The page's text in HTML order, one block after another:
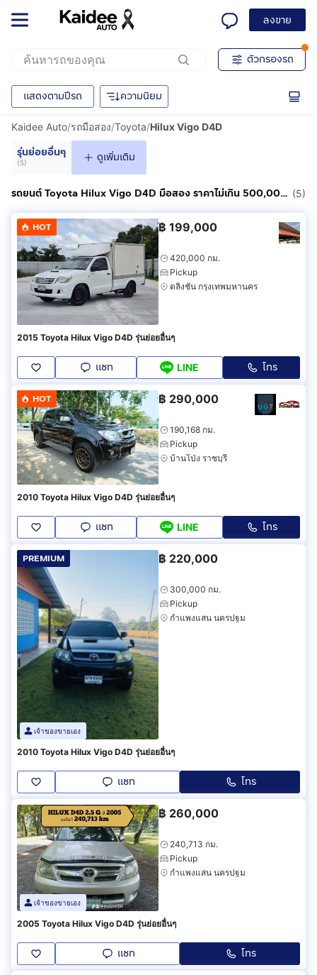
ลงขาย
ตัวกรองรถ
แสดงตามปีรถ ความนิยม
Kaidee Auto/รถมือสอง/Toyota/Hilux Vigo D4D
รุ่นย่อยอื่นๆ
(5) ดูเพิ่มเติม
รถยนต์ Toyota Hilux Vigo D4D มือสอง ราคาไม่เกิน 500,000฿ (5)
HOT ฿ 199,000
420,000 กม.
Pickup
ตลิ่งชัน กรุงเทพมหานคร
2015 Toyota Hilux Vigo D4D รุ่นย่อยอื่นๆ
แชท LINE โทร
HOT ฿ 290,000
190,168 กม.
Pickup
บ้านโป่ง ราชบุรี
2010 Toyota Hilux Vigo D4D รุ่นย่อยอื่นๆ
แชท LINE โทร
PREMIUM
เจ้าของขายเอง
฿ 220,000
300,000 กม.
Pickup
กำแพงแสน นครปฐม
2010 Toyota Hilux Vigo D4D รุ่นย่อยอื่นๆ
แชท โทร
เจ้าของขายเอง
฿ 260,000
240,713 กม.
Pickup
กำแพงแสน นครปฐม
2005 Toyota Hilux Vigo D4D รุ่นย่อยอื่นๆ
แชท โทร